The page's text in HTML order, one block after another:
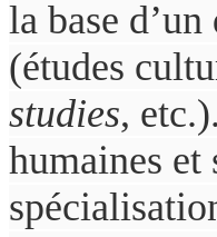
la base
(études
studies,
humaines et